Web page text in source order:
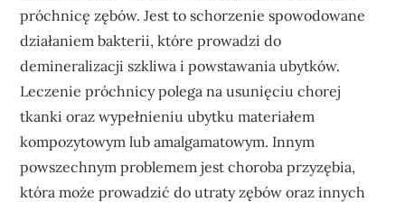
próchnicę zębów. Jest to schorzenie spowodowane
działaniem bakterii, które prowadzi do
demineralizacji szkliwa i powstawania ubytków.
Leczenie próchnicy polega na usunięciu chorej
tkanki oraz wypełnieniu ubytku materiałem
kompozytowym lub amalgamatowym. Innym
powszechnym problemem jest choroba przyzębia,
która może prowadzić do utraty zębów oraz innych